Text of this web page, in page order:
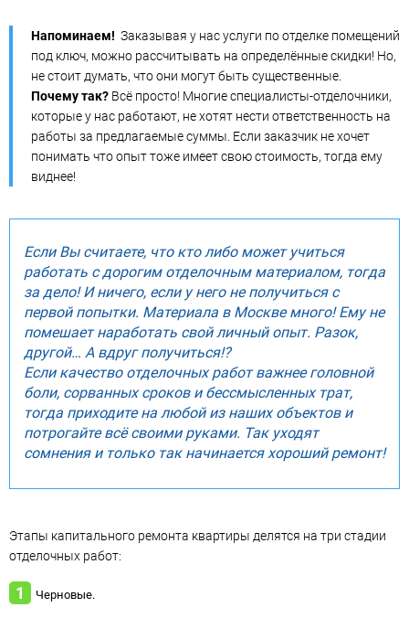
Напоминаем! Заказывая у нас услуги по отделке помещений
под ключ, можно рассчитывать на определённые скидки! Но,
не стоит думать, что они могут быть существенные.
Почему так? Всё просто! Многие специалисты-отделочники,
которые у нас работают, не хотят нести ответственность на
работы за предлагаемые суммы. Если заказчик не хочет
понимать что опыт тоже имеет свою стоимость, тогда ему
виднее!
Если Вы считаете, что кто либо может учиться
работать с дорогим отделочным материалом, тогда
за дело! И ничего, если у него не получиться с
первой попытки. Материала в Москве много! Ему не
помешает наработать свой личный опыт. Разок,
другой… А вдруг получиться!?
Если качество отделочных работ важнее головной
боли, сорванных сроков и бессмысленных трат,
тогда приходите на любой из наших объектов и
потрогайте всё своими руками. Так уходят
сомнения и только так начинается хороший ремонт!
Этапы капитального ремонта квартиры делятся на три стадии
отделочных работ:
Черновые.